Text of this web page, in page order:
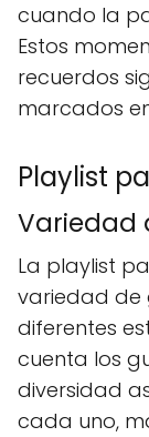
cuando la
Estos
recuerdos
marcados
Playlist
Variedad
La playlist
variedad de
diferentes
cuenta los
diversidad
cada uno,